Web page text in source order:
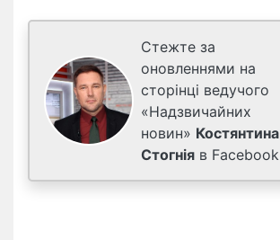
Стежте за
оновленнями на
сторінці ведучого
«Надзвичайних
новин» Костянтина
Стогнія в Facebook